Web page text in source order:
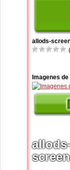
allods-
Imagenes